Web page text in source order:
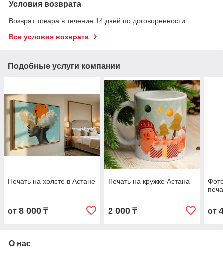
Условия возврата
Возврат товара в течение 14 дней по договоренности
Все условия возврата
Подобные услуги компании
Печать на холсте в Астане
от 8 000 ₸
Печать на кружке Астана
2 000₸ от
О нас